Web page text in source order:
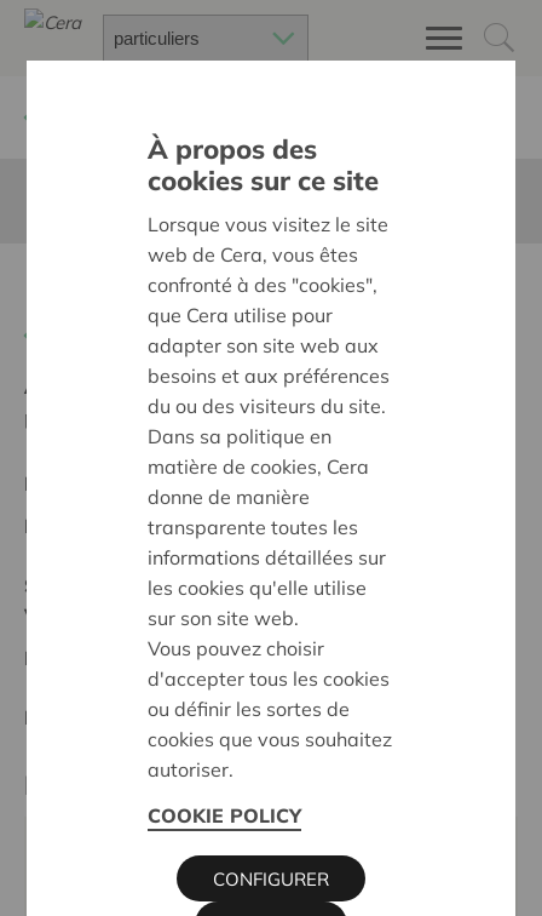
Beleeftuin in 't Speelnestje
Ambition:
Des quartiers chaleureux et bienveillants
pour tous
Projet régional
Date de début:14/10/2024
Statut:
Voorkempen
Date de décision:14/10/2024
Décision: Approuvé
Partenaire
FERM KINDEROPVANG WIJNEGEM,
KOOLSVELDLAAN 94 B, 2110 WIJNEGEM
À propos des
cookies sur ce site
Lorsque vous visitez le site
web de Cera, vous êtes
confronté à des "cookies",
que Cera utilise pour
adapter son site web aux
besoins et aux préférences
du ou des visiteurs du site.
Dans sa politique en
matière de cookies, Cera
donne de manière
transparente toutes les
informations détaillées sur
les cookies qu'elle utilise
sur son site web.
Vous pouvez choisir
d'accepter tous les cookies
ou définir les sortes de
cookies que vous souhaitez
autoriser.
COOKIE POLICY
CONFIGURER